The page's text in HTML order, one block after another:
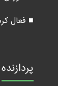
■ فعال
پردازنده